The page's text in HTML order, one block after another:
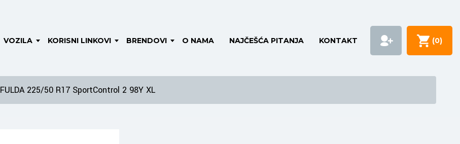
VOZILA KORISNI LINKOVI BRENDOVI O NAMA NAJČEŠĆA PITANJA KONTAKT (0)
FULDA 225/50 R17 SportControl 2 98Y XL